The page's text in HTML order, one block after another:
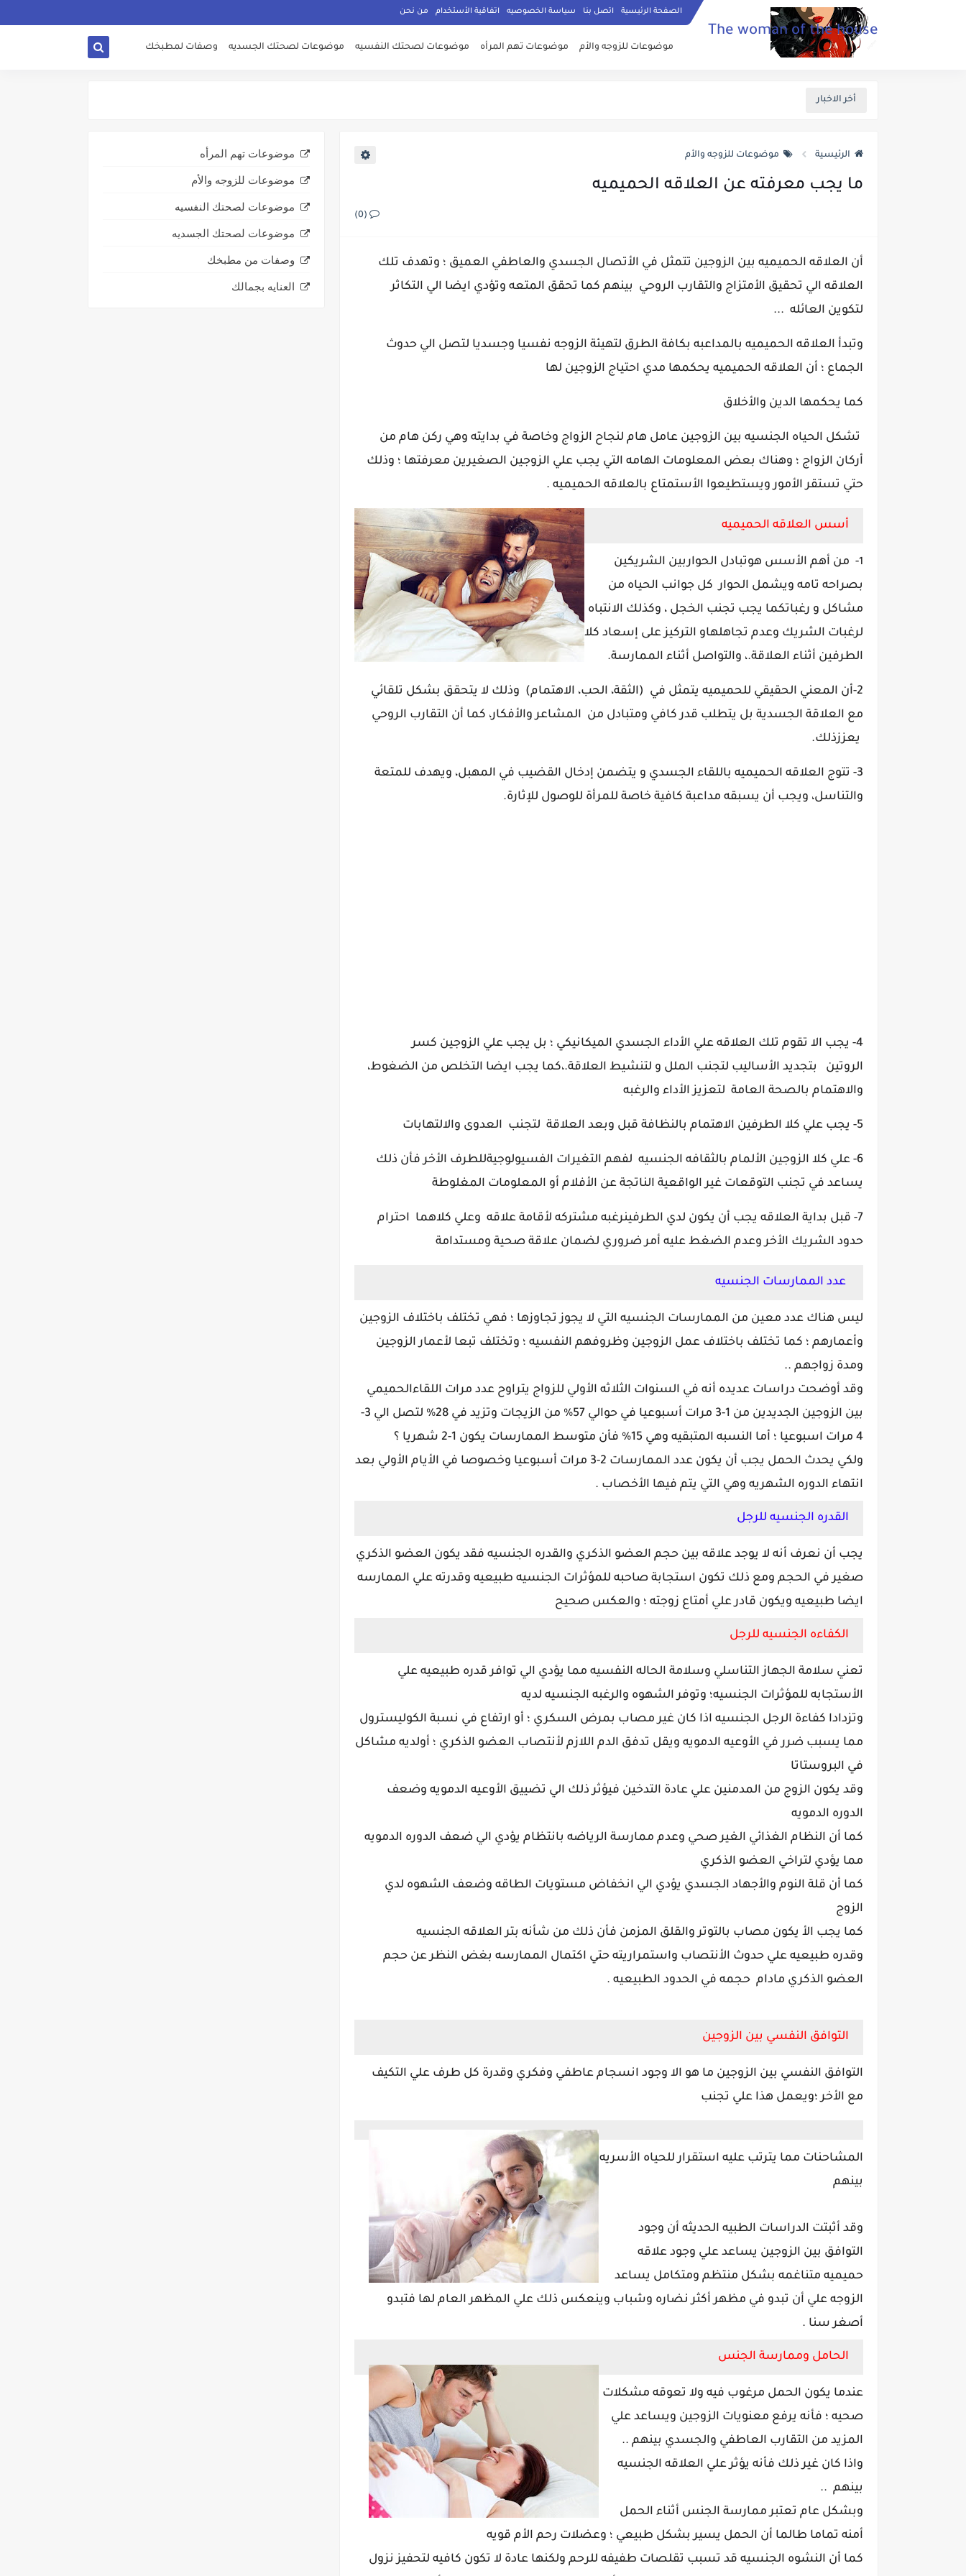
الصفحة الرئيسية اتصل بنا سياسة الخصوصيه اتفاقية الأستخدام من نحن
The woman of the house
موضوعات للزوجه والأم موضوعات تهم المرأه موضوعات لصحتك النفسيه موضوعات لصحتك الجسديه وصفات لمطبخك
أخر الاخبار
الرئيسية موضوعات للزوجه والأم
ما يجب معرفته عن العلاقه الحميميه
(0)
أن العلاقه الحميميه بين الزوجين تتمثل في الأتصال الجسدي والعاطفي العميق ؛ وتهدف تلك
العلاقه الي تحقيق الأمتزاج والتقارب الروحي بينهم كما تحقق المتعه وتؤدي ايضا الي التكاثر
لتكوين العائله ...
وتبدأ العلاقه الحميميه بالمداعبه بكافة الطرق لتهيئة الزوجه نفسيا وجسديا لتصل الي حدوث
الجماع ؛ أن العلاقه الحميميه يحكمها مدي احتياج الزوجين لها
كما يحكمها الدين والأخلاق
تشكل الحياه الجنسيه بين الزوجين عامل هام لنجاح الزواج وخاصة في بدايته وهي ركن هام من
أركان الزواج ؛ وهناك بعض المعلومات الهامه التي يجب علي الزوجين الصغيرين معرفتها ؛ وذلك
حتي تستقر الأمور ويستطيعوا الأستمتاع بالعلاقه الحميميه .
أسس العلاقه الحميميه
1
- من أهم الأسس هوتبادل الحواربين الشريكين
بصراحه تامه ويشمل الحوار كل جوانب الحياه من
مشاكل و رغباتكما يجب تجنب الخجل ، وكذلك الانتباه
لرغبات الشريك وعدم تجاهلهاو التركيز على إسعاد كلا
الطرفين أثناء العلاقة.، والتواصل أثناء الممارسة.
2-أن المعني الحقيقي للحميميه يتمثل في
(الثقة، الحب، الاهتمام) وذلك لا يتحقق بشكل تلقائي
مع العلاقة الجسدية بل يتطلب قدر كافي ومتبادل من المشاعر والأفكار، كما أن التقارب الروحي
يعززذلك.
3- تتوج العلاقه الحميميه باللقاء الجسدي و
يتضمن إدخال القضيب في المهبل، ويهدف للمتعة
والتناسل، ويجب أن يسبقه مداعبة كافية خاصة للمرأة للوصول للإثارة.
4- يجب الا تقوم تلك العلاقه علي الأداء الجسدي الميكانيكي ؛ بل يجب علي الزوجين كسر
الروتين
بتجديد الأساليب لتجنب الملل و لتنشيط العلاقة.،كما يجب ايضا التخلص من الضغوط،
والاهتمام بالصحة العامة لتعزيز الأداء والرغبه
5- يجب علي كلا الطرفين الاهتمام بالنظافة قبل وبعد العلاقة لتجنب العدوى والالتهابات
6- علي كلا الزوجين الألمام بالثقافه الجنسيه
لفهم التغيرات الفسيولوجيةللطرف الأخر فأن ذلك
يساعد في تجنب التوقعات غير الواقعية الناتجة عن الأفلام أو المعلومات المغلوطة
7- قبل بداية العلاقه يجب أن يكون لدي الطرفينرغبه مشتركه لأقامة علاقه
وعلي كلاهما احترام
حدود الشريك الأخر وعدم الضغط عليه أمر ضروري لضمان علاقة صحية ومستدامة
عدد الممارسات الجنسيه
ليس هناك عدد معين من الممارسات الجنسيه التي لا يجوز تجاوزها ؛ فهي تختلف باختلاف الزوجين
وأعمارهم ؛ كما تختلف باختلاف عمل الزوجين وظروفهم النفسيه ؛ وتختلف تبعا لأعمار الزوجين
ومدة زواجهم ..
وقد أوضحت دراسات عديده أنه في السنوات الثلاثه الأولي للزواج يتراوح عدد مرات اللقاءالحميمي
بين الزوجين الجديدين من 1-3 مرات أسبوعيا في حوالي 57% من الزيجات وتزيد في 28% لتصل الي 3-
4 مرات اسبوعيا ؛ أما النسبه المتبقيه وهي 15% فأن متوسط الممارسات يكون 1-2 شهريا ؟
ولكي يحدث الحمل يجب أن يكون عدد الممارسات 2-3 مرات أسبوعيا وخصوصا في الأيام الأولي بعد
انتهاء الدوره الشهريه وهي التي يتم فيها الأخصاب .
القدره الجنسيه للرجل
يجب أن نعرف أنه لا يوجد علاقه بين حجم العضو الذكري والقدره الجنسيه فقد يكون العضو الذكري
صغير في الحجم ومع ذلك تكون استجابة صاحبه للمؤثرات الجنسيه طبيعيه وقدرته علي الممارسه
ايضا طبيعيه ويكون قادر علي أمتاع زوجته ؛ والعكس صحيح
الكفاءه الجنسيه للرجل
تعني سلامة الجهاز التناسلي وسلامة الحاله النفسيه مما يؤدي الي توافر قدره طبيعيه علي
الأستجابه للمؤثرات الجنسيه؛ وتوفر الشهوه والرغبه الجنسيه لديه
وتزدادا كفاءة الرجل الجنسيه اذا كان غير مصاب بمرض السكري ؛ أو ارتفاع في نسبة الكوليسترول
مما يسبب ضرر في الأوعيه الدمويه ويقل تدفق الدم اللازم لأنتصاب العضو الذكري ؛ أولديه مشاكل
في البروستاتا
وقد يكون الزوج من المدمنين علي عادة التدخين فيؤثر ذلك الي تضييق الأوعيه الدمويه وضعف
الدوره الدمويه
كما أن النظام الغذائي الغير صحي وعدم ممارسة الرياضه بانتظام يؤدي الي ضعف الدوره الدمويه
مما يؤدي لتراخي العضو الذكري
كما أن قلة النوم والأجهاد الجسدي يؤدي الي انخفاض مستويات الطاقه وضعف الشهوه لدي
الزوج
كما يجب الأ يكون مصاب بالتوتر والقلق المزمن فأن ذلك من شأنه بتر العلاقه الجنسيه
وقدره طبيعيه علي حدوث الأنتصاب واستمراريته حتي اكتمال الممارسه بغض النظر عن حجم
العضو الذكري مادام حجمه في الحدود الطبيعيه .
التوافق النفسي بين الزوجين
التوافق النفسي بين الزوجين ما هو الا وجود انسجام عاطفي وفكري وقدرة كل طرف علي التكيف
مع الأخر ؛ويعمل هذا علي تجنب
المشاحنات مما يترتب عليه استقرار للحياه الأسريه
بينهم
وقد أثبتت الدراسات الطبيه الحديثه أن وجود
التوافق بين الزوجين يساعد علي وجود علاقه
حميميه متناغمه بشكل منتظم ومتكامل يساعد
الزوجه علي أن تبدو في مظهر أكثر نضاره وشباب وينعكس ذلك علي المظهر العام لها فتبدو
أصغر سنا .
الحامل وممارسة الجنس
عندما يكون الحمل مرغوب فيه ولا تعوقه مشكلات
صحيه ؛ فأنه يرفع معنويات الزوجين ويساعد علي
المزيد من التقارب العاطفي والجسدي بينهم ..
واذا كان غير ذلك فأنه يؤثر علي العلاقه الجنسيه
بينهم ..
وبشكل عام تعتبر ممارسة الجنس أثناء الحمل
أمنه تماما طالما أن الحمل يسير بشكل طبيعي ؛ وعضلات رحم الأم قويه
كما أن النشوه الجنسيه قد تسبب تقلصات طفيفه للرحم ولكنها عادة لا تكون كافيه لتحفيز نزول
موضوعات تهم المرأه
موضوعات للزوجه والأم
موضوعات لصحتك النفسيه
موضوعات لصحتك الجسديه
وصفات من مطبخك
العنايه بجمالك